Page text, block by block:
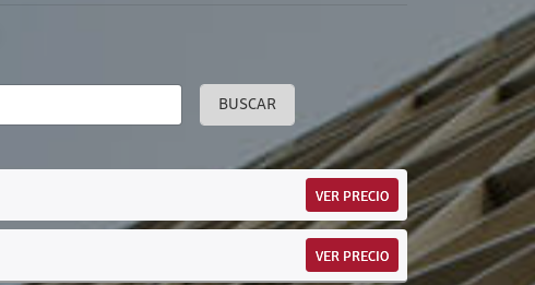
BUSCAR
VER PRECIO
VER PRECIO